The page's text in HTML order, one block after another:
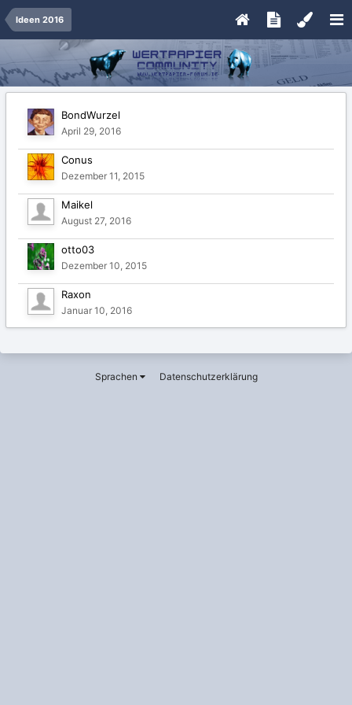
Ideen 2016
BondWurzel
April 29, 2016
Conus
Dezember 11, 2015
Maikel
August 27, 2016
otto03
Dezember 10, 2015
Raxon
Januar 10, 2016
Januar 17, 2016
Sprachen
Datenschutzerklärung